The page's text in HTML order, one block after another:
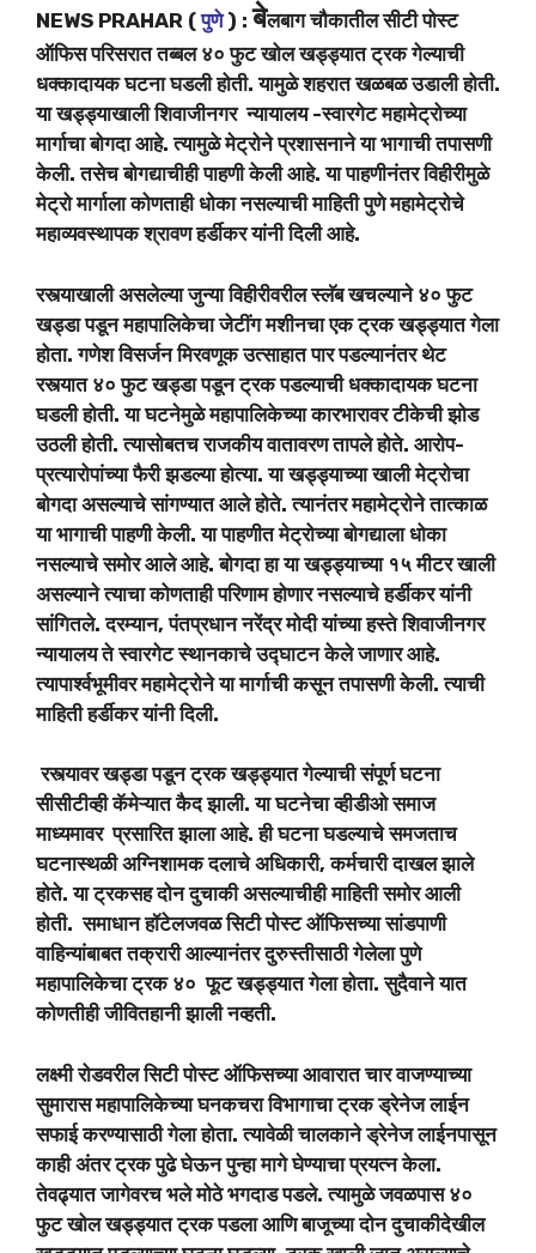
NEWS PRAHAR (पुणे) : बेलबाग चौकातील सीटी पोस्ट
ऑफिस परिसरात तब्बल ४० फुट खोल खड्ड्यात ट्रक गेल्याची
धक्कादायक घटना घडली होती. यामुळे शहरात खळबळ उडाली होती.
या खड्ड्याखाली शिवाजीनगर न्यायालय -स्वारगेट महामेट्रोच्या
मार्गाचा बोगदा आहे. त्यामुळे मेट्रोने प्रशासनाने या भागाची तपासणी
केली. तसेच बोगद्याचीही पाहणी केली आहे. या पाहणीनंतर विहीरीमुळे
मेट्रो मार्गाला कोणताही धोका नसल्याची माहिती पुणे महामेट्रोचे
महाव्यवस्थापक श्रावण हर्डीकर यांनी दिली आहे.
रस्त्याखाली असलेल्या जुन्या विहीरीवरील स्लॅब खचल्याने ४० फुट
खड्डा पडून महापालिकेचा जेटींग मशीनचा एक ट्रक खड्ड्यात गेला
होता. गणेश विसर्जन मिरवणूक उत्साहात पार पडल्यानंतर थेट
रस्त्यात ४० फुट खड्डा पडून ट्रक पडल्याची धक्कादायक घटना
घडली होती. या घटनेमुळे महापालिकेच्या कारभारावर टीकेची झोड
उठली होती. त्यासोबतच राजकीय वातावरण तापले होते. आरोप-
प्रत्यारोपांच्या फैरी झडल्या होत्या. या खड्ड्याच्या खाली मेट्रोचा
बोगदा असल्याचे सांगण्यात आले होते. त्यानंतर महामेट्रोने तात्काळ
या भागाची पाहणी केली. या पाहणीत मेट्रोच्या बोगद्याला धोका
नसल्याचे समोर आले आहे. बोगदा हा या खड्ड्याच्या १५ मीटर खाली
असल्याने त्याचा कोणताही परिणाम होणार नसल्याचे हर्डीकर यांनी
सांगितले. दरम्यान, पंतप्रधान नरेंद्र मोदी यांच्या हस्ते शिवाजीनगर
न्यायालय ते स्वारगेट स्थानकाचे उद्घाटन केले जाणार आहे.
त्यापार्श्वभूमीवर महामेट्रोने या मार्गाची कसून तपासणी केली. त्याची
माहिती हर्डीकर यांनी दिली.
रस्त्यावर खड्डा पडून ट्रक खड्ड्यात गेल्याची संपूर्ण घटना
सीसीटीव्ही कॅमेऱ्यात कैद झाली. या घटनेचा व्हीडीओ समाज
माध्यमावर प्रसारित झाला आहे. ही घटना घडल्याचे समजताच
घटनास्थळी अग्निशामक दलाचे अधिकारी, कर्मचारी दाखल झाले
होते. या ट्रकसह दोन दुचाकी असल्याचीही माहिती समोर आली
होती. समाधान हॉटेलजवळ सिटी पोस्ट ऑफिसच्या सांडपाणी
वाहिन्यांबाबत तक्रारी आल्यानंतर दुरुस्तीसाठी गेलेला पुणे
महापालिकेचा ट्रक ४० फूट खड्ड्यात गेला होता. सुदैवाने यात
कोणतीही जीवितहानी झाली नव्हती.
लक्ष्मी रोडवरील सिटी पोस्ट ऑफिसच्या आवारात चार वाजण्याच्या
सुमारास महापालिकेच्या घनकचरा विभागाचा ट्रक ड्रेनेज लाईन
सफाई करण्यासाठी गेला होता. त्यावेळी चालकाने ड्रेनेज लाईनपासून
काही अंतर ट्रक पुढे घेऊन पुन्हा मागे घेण्याचा प्रयत्न केला.
तेवढ्यात जागेवरच भले मोठे भगदाड पडले. त्यामुळे जवळपास ४०
फुट खोल खड्ड्यात ट्रक पडला आणि बाजूच्या दोन दुचाकीदेखील